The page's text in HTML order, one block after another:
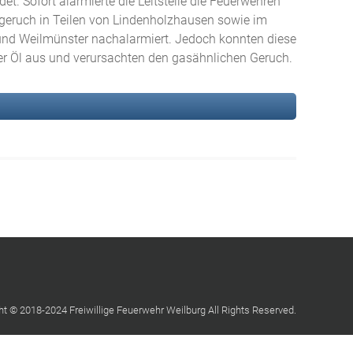
in Teilen von Lindenholzhausen sowie im
Weilmünster nachalarmiert. Jedoch konnten diese
Öl aus und verursachten den gasähnlichen Geruch.
© 2018-2024 Freiwillige Feuerwehr Weilburg All Rights Reserved.